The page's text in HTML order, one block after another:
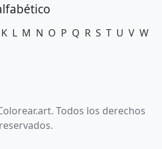
K L M N O P Q R S T U V W
Todos los derechos
reservados.